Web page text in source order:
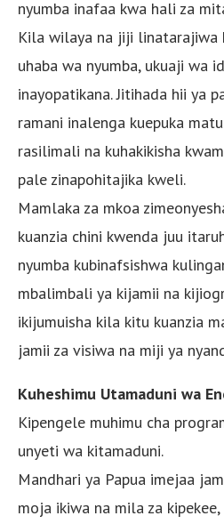
nyumba inafaa kwa hali za
Kila wilaya na jiji linatarajiwa
uhaba wa nyumba, ukuaji wa
inayopatikana. Jitihada hii ya
ramani inalenga kuepuka
rasilimali na kuhakikisha
pale zinapohitajika kweli.
Mamlaka za mkoa
kuanzia chini kwenda juu
nyumba kubinafsishwa
mbalimbali ya kijamii na
ikijumuisha kila kitu kuanzia
jamii za visiwa na miji ya
Kuheshimu Utamaduni wa
Kipengele muhimu cha
unyeti wa kitamaduni.
Mandhari ya Papua imejaa
moja ikiwa na mila za